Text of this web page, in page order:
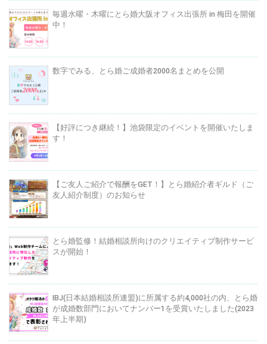
毎週水曜・木曜にとら婚大阪オフィス出張所 in 梅田を開催
中！
数字でみる、とら婚ご成婚者2000名まとめを公開
【好評につき継続！】池袋限定のイベントを開催いたしま
す！
【ご友人ご紹介で報酬をGET！】とら婚紹介者ギルド（ご
友人紹介制度）のお知らせ
とら婚監修！結婚相談所向けのクリエイティブ制作サービ
スが開始！
IBJ(日本結婚相談所連盟)に所属する約4,000社の内、とら婚
が成婚数部門においてナンバー1を受賞いたしました(2023
年上半期)